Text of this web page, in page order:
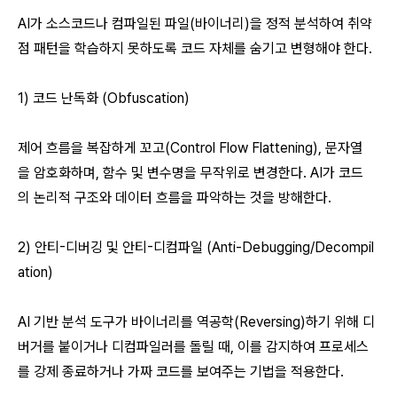
AI가 소스코드나 컴파일된 파일(바이너리)을 정적 분석하여 취약
점 패턴을 학습하지 못하도록 코드 자체를 숨기고 변형해야 한다.
1) 코드 난독화 (Obfuscation)
제어 흐름을 복잡하게 꼬고(Control Flow Flattening), 문자열
을 암호화하며, 함수 및 변수명을 무작위로 변경한다. AI가 코드
의 논리적 구조와 데이터 흐름을 파악하는 것을 방해한다.
2) 안티-디버깅 및 안티-디컴파일 (Anti-Debugging/Decompil
ation)
AI 기반 분석 도구가 바이너리를 역공학(Reversing)하기 위해 디
버거를 붙이거나 디컴파일러를 돌릴 때, 이를 감지하여 프로세스
를 강제 종료하거나 가짜 코드를 보여주는 기법을 적용한다.